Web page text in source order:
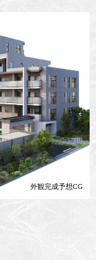
外観完成予想CG